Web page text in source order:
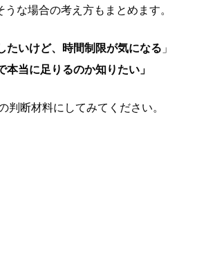
うな場合の考え方もまとめます。
たいけど、時間制限が気になる 」
本当に足りるのか知りたい」
判断材料にしてみてください。